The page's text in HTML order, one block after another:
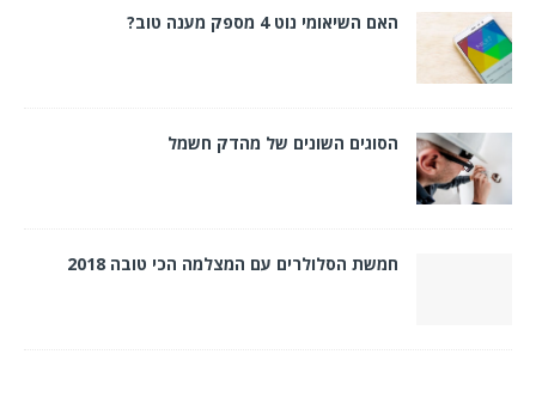
האם השיאומי נוט 4 מספק מענה טוב?
הסוגים השונים של מהדק חשמל
חמשת הסלולרים עם המצלמה הכי טובה 2018